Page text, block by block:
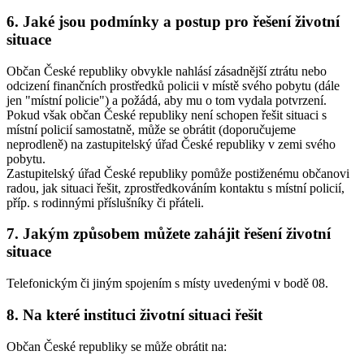
6. Jaké jsou podmínky a postup pro řešení životní
situace
Občan České republiky obvykle nahlásí zásadnější ztrátu nebo
odcizení finančních prostředků policii v místě svého pobytu (dále
jen "místní policie") a požádá, aby mu o tom vydala potvrzení.
Pokud však občan České republiky není schopen řešit situaci s
místní policií samostatně, může se obrátit (doporučujeme
neprodleně) na zastupitelský úřad České republiky v zemi svého
pobytu.
Zastupitelský úřad České republiky pomůže postiženému občanovi
radou, jak situaci řešit, zprostředkováním kontaktu s místní policií,
příp. s rodinnými příslušníky či přáteli.
7. Jakým způsobem můžete zahájit řešení životní
situace
Telefonickým či jiným spojením s místy uvedenými v bodě 08.
8. Na které instituci životní situaci řešit
Občan České republiky se může obrátit na: